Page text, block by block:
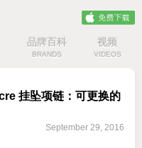
品牌百科
BRANDS
视频
VIDEOS
挂坠项链：可更换的
September 29, 2016